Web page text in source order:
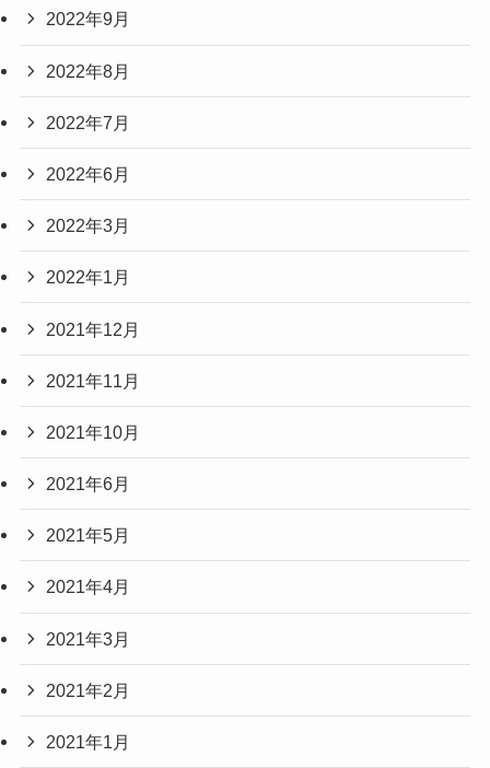
2022年9月
2022年8月
2022年7月
2022年6月
2022年3月
2022年1月
2021年12月
2021年11月
2021年10月
2021年6月
2021年5月
2021年4月
2021年3月
2021年2月
2021年1月